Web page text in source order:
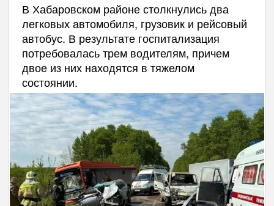
В Хабаровском районе столкнулись два
легковых автомобиля, грузовик и рейсовый
автобус. В результате госпитализация
потребовалась трем водителям, причем
двое из них находятся в тяжелом
состоянии.